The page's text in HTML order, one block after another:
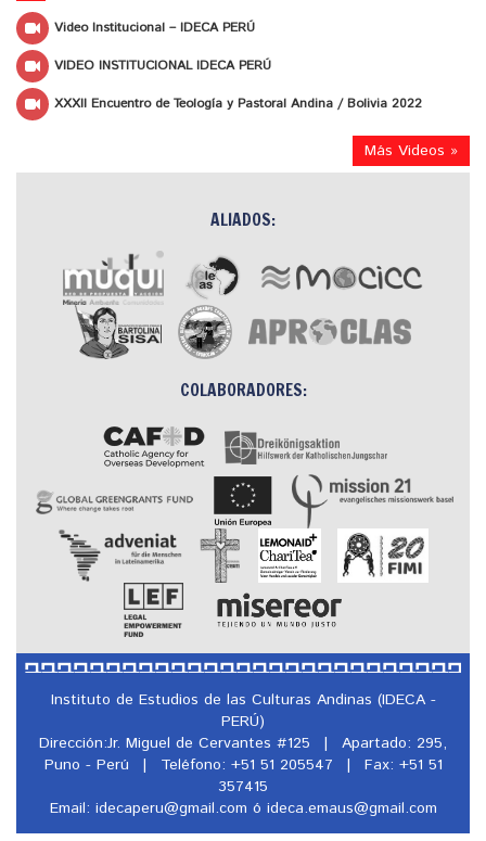
Video Institucional – IDECA PERÚ
VIDEO INSTITUCIONAL IDECA PERÚ
XXXII Encuentro de Teología y Pastoral Andina / Bolivia 2022
Más Videos »
ALIADOS:
COLABORADORES:
Instituto de Estudios de las Culturas Andinas (IDECA -
PERÚ)
Dirección:Jr. Miguel de Cervantes #125
|
Apartado: 295,
Puno - Perú
| Teléfono: +51 51 205547 |
Fax: +51 51
357415
Email: idecaperu@gmail.com ó ideca.emaus@gmail.com